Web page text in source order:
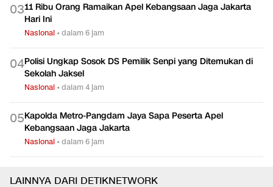
0311 Ribu Orang Ramaikan Apel Kebangsaan Jaga Jakarta
Hari Ini
Nasional •dalam 6 jam
04Polisi Ungkap Sosok DS Pemilik Senpi yang Ditemukan di
Sekolah Jaksel
Nasional •dalam 4 jam
05Kapolda Metro-Pangdam Jaya Sapa Peserta Apel
Kebangsaan Jaga Jakarta
Nasional •dalam 6 jam
LAINNYA DARI DETIKNETWORK